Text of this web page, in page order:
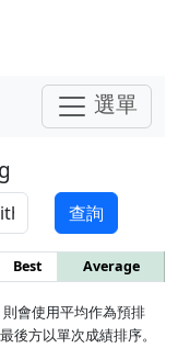
選單
查詢
Best Average
會使用平均作為預排
後方以單次成績排序。